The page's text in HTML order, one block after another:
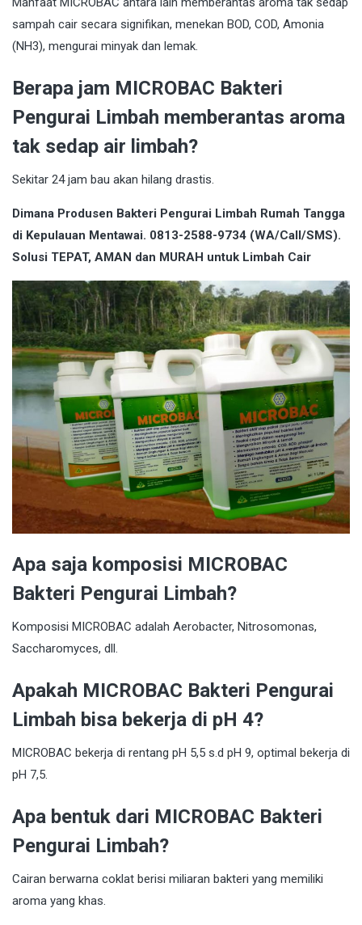
sampah cair secara signifikan, menekan BOD, COD, Amonia
(NH3), mengurai minyak dan lemak.
Berapa jam MICROBAC Bakteri
Pengurai Limbah memberantas aroma
tak sedap air limbah?
Sekitar 24 jam bau akan hilang drastis.
Dimana Produsen Bakteri Pengurai Limbah Rumah Tangga
di Kepulauan Mentawai. 0813-2588-9734 (WA/Call/SMS).
Solusi TEPAT, AMAN dan MURAH untuk Limbah Cair
Apa saja komposisi MICROBAC
Bakteri Pengurai Limbah?
Komposisi MICROBAC adalah Aerobacter, Nitrosomonas,
Saccharomyces, dll.
Apakah MICROBAC Bakteri Pengurai
Limbah bisa bekerja di pH 4?
MICROBAC bekerja di rentang pH 5,5 s.d pH 9, optimal bekerja di
pH 7,5.
Apa bentuk dari MICROBAC Bakteri
Pengurai Limbah?
Cairan berwarna coklat berisi miliaran bakteri yang memiliki
aroma yang khas.